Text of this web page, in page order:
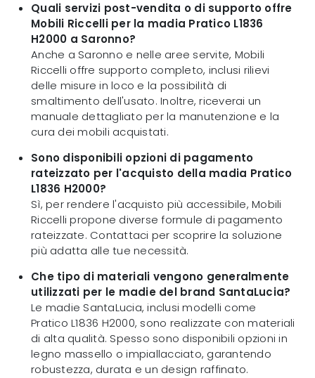
Quali servizi post-vendita o di supporto offre
Mobili Riccelli per la madia Pratico L1836
H2000 a Saronno?
Anche a Saronno e nelle aree servite, Mobili
Riccelli offre supporto completo, inclusi rilievi
delle misure in loco e la possibilità di
smaltimento dell'usato. Inoltre, riceverai un
manuale dettagliato per la manutenzione e la
cura dei mobili acquistati.
Sono disponibili opzioni di pagamento
rateizzato per l'acquisto della madia Pratico
L1836 H2000?
Sì, per rendere l'acquisto più accessibile, Mobili
Riccelli propone diverse formule di pagamento
rateizzate. Contattaci per scoprire la soluzione
più adatta alle tue necessità.
Che tipo di materiali vengono generalmente
utilizzati per le madie del brand SantaLucia?
Le madie SantaLucia, inclusi modelli come
Pratico L1836 H2000, sono realizzate con materiali
di alta qualità. Spesso sono disponibili opzioni in
legno massello o impiallacciato, garantendo
robustezza, durata e un design raffinato.